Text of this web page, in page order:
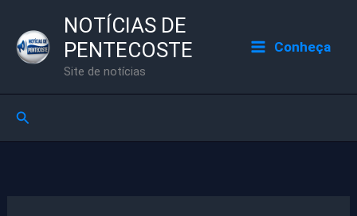
para
NOTÍCIAS DE
PENTECOSTE
Site de notícias
Conheça
Pesquisar